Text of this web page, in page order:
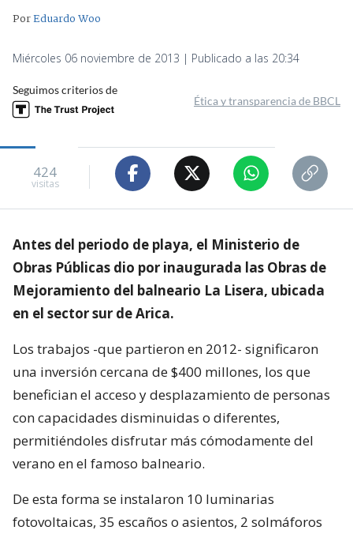
PorEduardo Woo
Miércoles 06 noviembre de 2013 | Publicado a las 20:34
Seguimos criterios de
Ética y transparencia de BBCL
424
visitas
Antes del periodo de playa, el Ministerio de
Obras Públicas dio por inaugurada las Obras de
Mejoramiento del balneario La Lisera, ubicada
en el sector sur de Arica.
Los trabajos -que partieron en 2012- significaron
una inversión cercana de $400 millones, los que
benefician el acceso y desplazamiento de personas
con capacidades disminuidas o diferentes,
permitiéndoles disfrutar más cómodamente del
verano en el famoso balneario.
De esta forma se instalaron 10 luminarias
fotovoltaicas, 35 escaños o asientos, 2 solmáforos